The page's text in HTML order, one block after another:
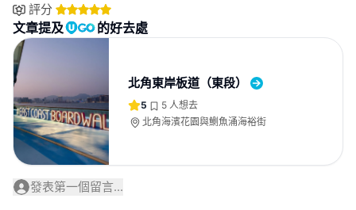
評分
文章提及 的好去處
北角東岸板道（東段）
5 5 人想去
北角海濱花園與鰂魚涌海裕街
發表第一個留言...